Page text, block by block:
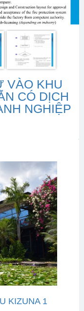
VÀO KHU
CÓ DỊCH
NGHIỆP
KIZUNA 1